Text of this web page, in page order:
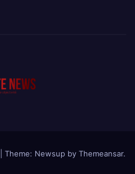
Theme: Newsup by Themeansar.